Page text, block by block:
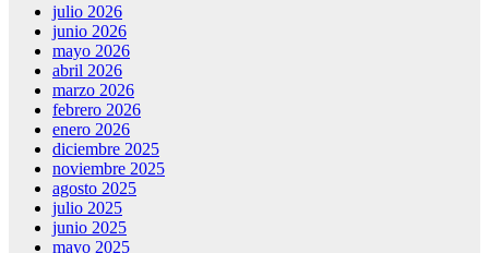
julio 2026
junio 2026
mayo 2026
abril 2026
marzo 2026
febrero 2026
enero 2026
diciembre 2025
noviembre 2025
agosto 2025
julio 2025
junio 2025
mayo 2025